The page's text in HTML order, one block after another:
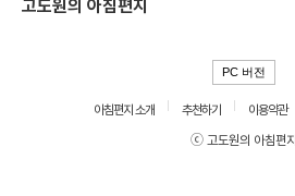
고도원의 아침편지
PC 버전
아침편지 소개 추천하기 이용약관
ⓒ 고도원의 아침편지